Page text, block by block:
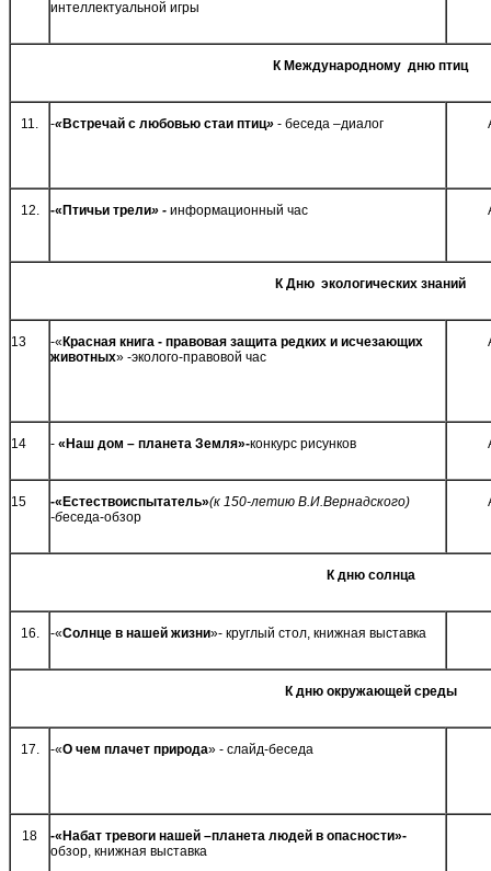
интеллектуальной игры
К Международному дню птиц
11. -«Встречай с любовью стаи птиц» - беседа –диалог
12. -«Птичьи трели» - информационный час
К Дню экологических знаний
13 -«Красная книга - правовая защита редких и исчезающих
животных» -эколого-правовой час
14 - «Наш дом – планета Земля»-конкурс рисунков
15 -«Естествоиспытатель»(к 150-летию В.И.Вернадского)
-беседа-обзор
К дню солнца
16. -«Солнце в нашей жизни»- круглый стол, книжная выставка
К дню окружающей среды
17. -«О чем плачет природа» - слайд-беседа
18
-«Набат тревоги нашей –планета людей в опасности»-
обзор, книжная выставка